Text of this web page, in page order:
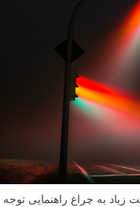
به چراغ راهنمایی توجه